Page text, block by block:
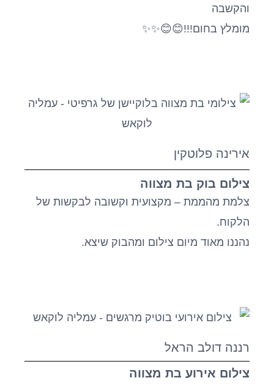
והקשבה
מומלץ בחום!!!😊😊✨✨
אירינה פלוטקין
צילום בוק בת מצווה
צלמת מהממת – מקצועית וקשובה לבקשות של
הלקוח.
נהננו מאוד מיום צילום ומהבוק שיצא.
רננה דולב הראל
צילום אירוע בת מצווה